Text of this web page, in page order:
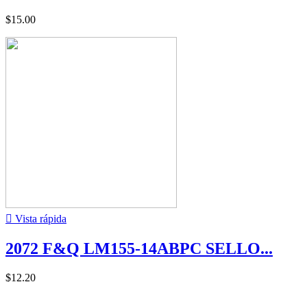
$15.00
 Vista rápida
2072 F&Q LM155-14ABPC SELLO...
$12.20